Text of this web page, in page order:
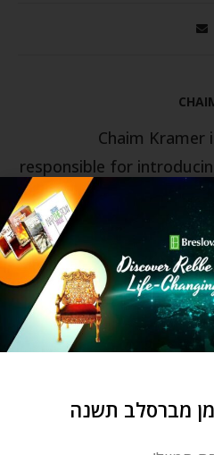
Chaim Kramer
responsible for
Nachman’s teachings to
generation. He is a
lecturer on Rebbe
teachings by English-
congregations around
Chaim has been the
been the main
מברסלב תשנה